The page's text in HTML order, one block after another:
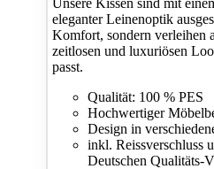
Unsere Kissen sind mit
eleganter Leinenoptik
Komfort, sondern verleihen
zeitlosen und luxuriösen
passt.
Qualität: 100 % PES
Hochwertiger
Design in
inkl. Reissverschluss
Deutschen Qualitäts-